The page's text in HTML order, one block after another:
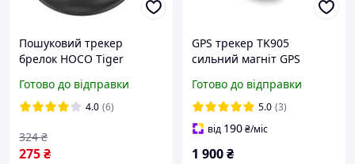
Пошуковий трекер
брелок HOCO Tiger
anti-lost device E91 white
Готово до відправки
4.0 (6)
275₴
324 ₴
GPS трекер TK905
сильний магніт GPS
моніторингу 90 днів
тривалого очікування
Готово до відправки
5.0 (3)
від 190₴/міс
1 900₴